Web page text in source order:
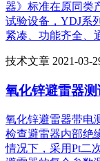
器》标准在原同类
试验设备，YDJ系
紧凑、功能齐全、
技术文章 2021-03-
氧化锌避雷器
氧化锌避雷器带电
检查避雷器内部绝
情况下，采用Pt二